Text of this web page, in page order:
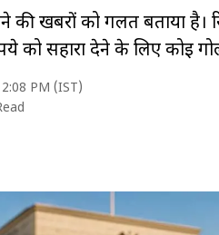
की खबरों को गलत बताया
को सहारा देने के लिए कोई
PM (IST)